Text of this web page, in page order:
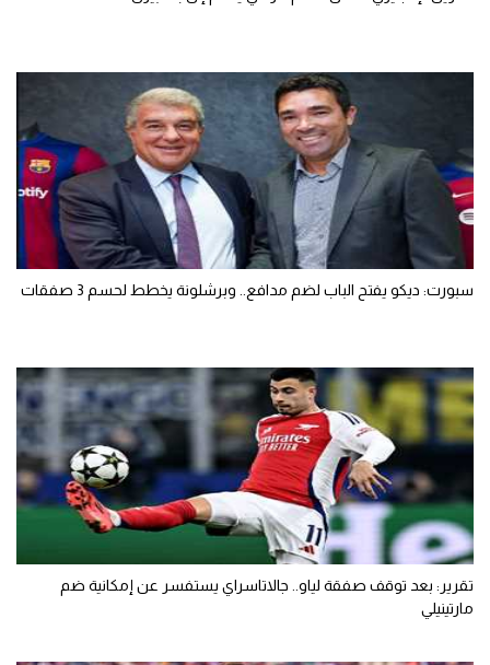
سبورت: ديكو يفتح الباب لضم مدافع.. وبرشلونة يخطط لحسم 3 صفقات
تقرير: بعد توقف صفقة لياو.. جالاتاسراي يستفسر عن إمكانية ضم
مارتينيلي